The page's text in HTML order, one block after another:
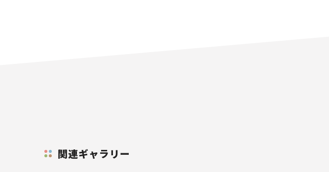
関連ギャラリー